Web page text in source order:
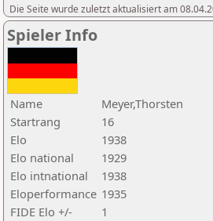
Die Seite wurde zuletzt aktualisiert am
Spieler Info
Name
Meyer,Thorsten
Startrang
16
Elo
1938
Elo national
1929
Elo intnational
1938
Eloperformance 1935
FIDE Elo +/-
1